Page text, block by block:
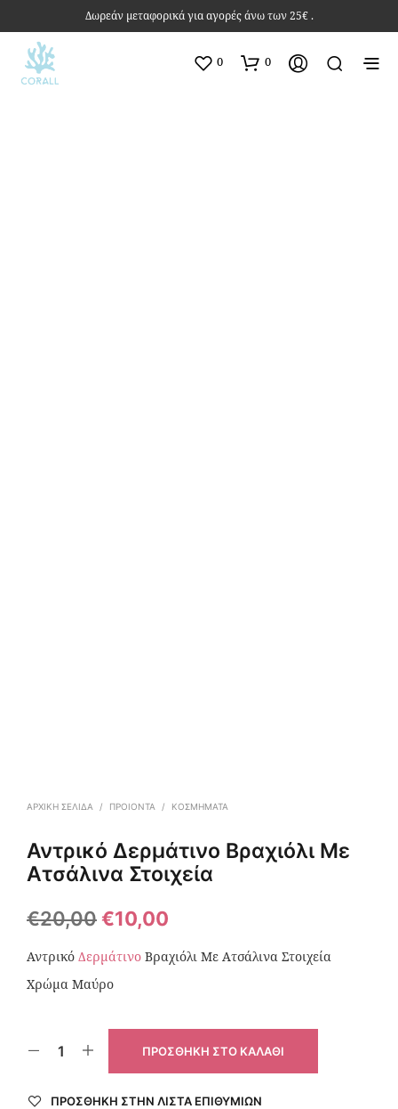
Δωρεάν μεταφορικά για αγορές άνω των 25€ .
0 0
ΑΡΧΙΚΉ ΣΕΛΊΔΑ / ΠΡΟΙΟΝΤΑ / ΚΟΣΜΉΜΑΤΑ
Αντρικό Δερμάτινο Βραχιόλι Με
Ατσάλινα Στοιχεία
€20,00 €10,00
Αντρικό Δερμάτινο Βραχιόλι Με Ατσάλινα Στοιχεία
Χρώμα Μαύρο
ΠΡΟΣΘΉΚΗ ΣΤΟ ΚΑΛΆΘΙ
ΠΡΌΣΘΉΚΗ ΣΤΗΝ ΛΊΣΤΑ ΕΠΙΘΥΜΙΏΝ